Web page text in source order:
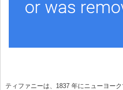
ティファニーは、1837 年にニューヨー